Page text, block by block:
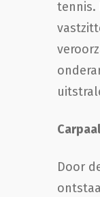
tennis.
Door